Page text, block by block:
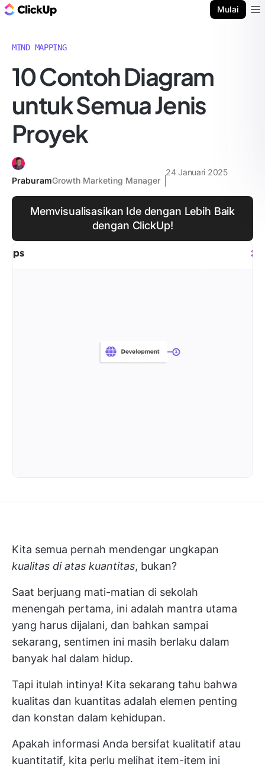
Mulai
MIND MAPPING
10 Contoh Diagram
untuk Semua Jenis
Proyek
PraburamGrowth Marketing Manager
24 Januari 2025
Memvisualisasikan Ide dengan Lebih Baik
dengan ClickUp!
Kita semua pernah mendengar ungkapan
kualitas di atas kuantitas, bukan?
Saat berjuang mati-matian di sekolah
menengah pertama, ini adalah mantra utama
yang harus dijalani, dan bahkan sampai
sekarang, sentimen ini masih berlaku dalam
banyak hal dalam hidup.
Tapi itulah intinya! Kita sekarang tahu bahwa
kualitas dan kuantitas adalah elemen penting
dan konstan dalam kehidupan.
Apakah informasi Anda bersifat kualitatif atau
kuantitatif, kita perlu melihat item-item ini